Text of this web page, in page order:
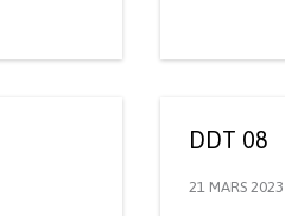
DDT 08
21 MARS 2023